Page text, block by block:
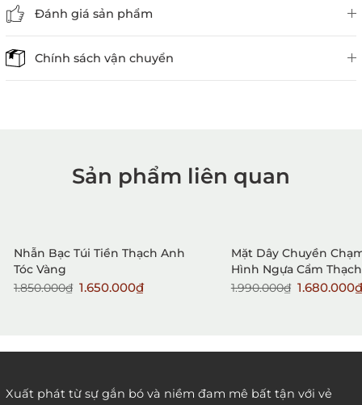
Đánh giá sản phẩm
Chính sách vận chuyển
1. Mua hàng trực tiếp tại VietGemstones
Sản phẩm liên quan
Nhẫn Bạc Túi Tiền Thạch Anh
Tóc Vàng
1.850.000₫ 1.650.000₫
Mặt Dây Chuyền
Hình Ngựa Cẩm
1.990.000₫ 1.680.000₫
Xuất phát từ sự gắn bó và niềm đam mê bất tận với vẻ